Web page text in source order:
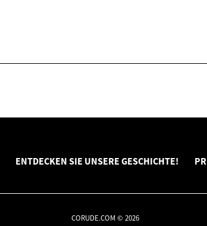
ENTDECKEN SIE UNSERE GESCHICHTE!
CORUDE.COM © 2026